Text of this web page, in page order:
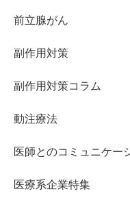
前立腺がん
副作用対策
副作用対策コラム
動注療法
医師とのコミュニケー
医療系企業特集